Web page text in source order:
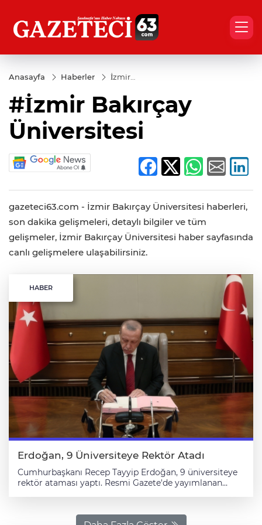
Anasayfa Haberler
İzmir
Üniversitesi
#İzmir Bakırçay
Üniversitesi
gazeteci63.com - İzmir Bakırçay Üniversitesi haberleri,
son dakika gelişmeleri, detaylı bilgiler ve tüm
gelişmeler, İzmir Bakırçay Üniversitesi haber sayfasında
canlı gelişmelere ulaşabilirsiniz.
HABER
Erdoğan, 9 Üniversiteye Rektör Atadı
Cumhurbaşkanı Recep Tayyip Erdoğan, 9 üniversiteye
rektör ataması yaptı. Resmi Gazete'de yayımlanan
Üniversitesi Rektörlüğüne Prof. Dr. Abdullah Kuzu,